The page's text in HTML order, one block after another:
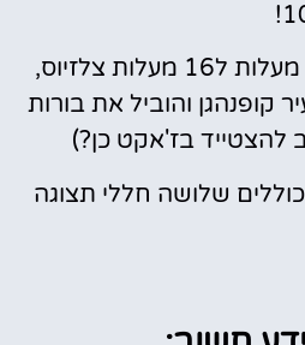
טמפרטורת בורות המים מושפעת מהטמפרטורה החיצונית ונעה בין 4 מעלות ל16 מעלות צלזיוס,
קופנהגן והוביל את בורות
מטרים רבועים, והם כוללים שלושה חללי תצוגה